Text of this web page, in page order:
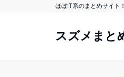
ほぼIT系のまとめサイト！
スズメまと